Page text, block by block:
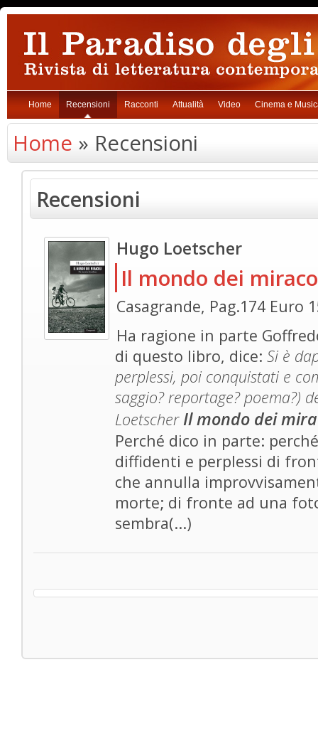
Home Recensioni Racconti Attualità Video Cinema e
Home » Recensioni
Recensioni
Hugo Loetscher
Il mondo dei
Casagrande, Pag.174 Euro
Ha ragione in parte
di questo libro, dice: Si è
perplessi, poi conquistati e
saggio? reportage? poema?)
Loetscher Il mondo dei
Perché dico in parte:
diffidenti e perplessi di
che annulla
morte; di fronte ad una
sembra(...)